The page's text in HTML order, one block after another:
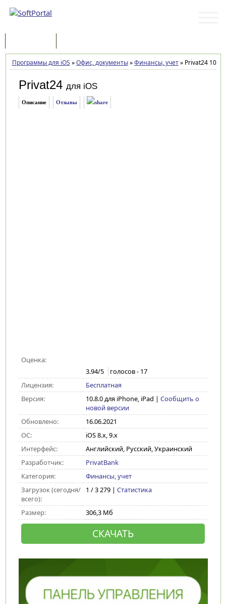
Программы для iOS »Офис, документы»Финансы, учет»Privat24
Privat24 для iOS
Описание Отзывы
Оценка:
3.94/5 голосов - 17
Лицензия:
Бесплатная
Версия:
10.8.0 для iPhone, iPad | Сообщить о
новой версии
Обновлено:
16.06.2021
ОС:
iOS 8.x, 9.x
Интерфейс:
Английский, Русский, Украинский
Разработчик:
PrivatBank
Категория:
Финансы, учет
Загрузок (сегодня/
всего):
1 / 3 279 | Статистика
Размер: 306,3 Мб
СКАЧАТЬ